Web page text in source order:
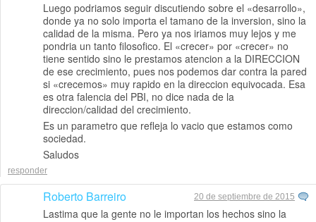
Luego podriamos seguir discutiendo sobre el «desarrollo»,
donde ya no solo importa el tamano de la inversion, sino la
calidad de la misma. Pero ya nos iriamos muy lejos y me
pondria un tanto filosofico. El «crecer» por «crecer» no
tiene sentido sino le prestamos atencion a la DIRECCION
de ese crecimiento, pues nos podemos dar contra la pared
si «crecemos» muy rapido en la direccion equivocada. Esa
es otra falencia del PBI, no dice nada de la
direccion/calidad del crecimiento.
Es un parametro que refleja lo vacio que estamos como
sociedad.
Saludos
responder
Roberto Barreiro 20 de septiembre de 2015
Lastima que la gente no le importan los hechos sino la